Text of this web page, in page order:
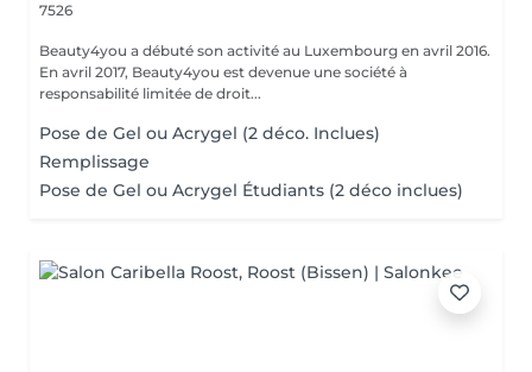
7526
Beauty4you a débuté son activité au Luxembourg en avril 2016.
En avril 2017, Beauty4you est devenue une société à
responsabilité limitée de droit...
Pose de Gel ou Acrygel (2 déco. Inclues)
Remplissage
Pose de Gel ou Acrygel Étudiants (2 déco inclues)